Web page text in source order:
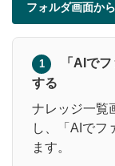
フォルダ画面か
1
「AIで
する
ナレッジ一覧
し、「AIでフ
ます。